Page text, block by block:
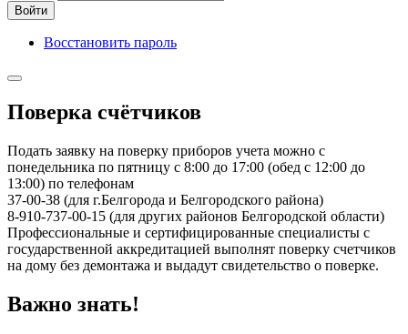
Войти
Восстановить пароль
Поверка счётчиков
Подать заявку на поверку приборов учета можно с
понедельника по пятницу с 8:00 до 17:00 (обед с 12:00 до
13:00) по телефонам
37-00-38 (для г.Белгорода и Белгородского района)
8-910-737-00-15 (для других районов Белгородской области)
Профессиональные и сертифицированные специалисты с
государственной аккредитацией выполнят поверку счетчиков
на дому без демонтажа и выдадут свидетельство о поверке.
Важно знать!